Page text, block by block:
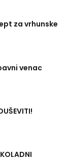
za vrhunske
venac